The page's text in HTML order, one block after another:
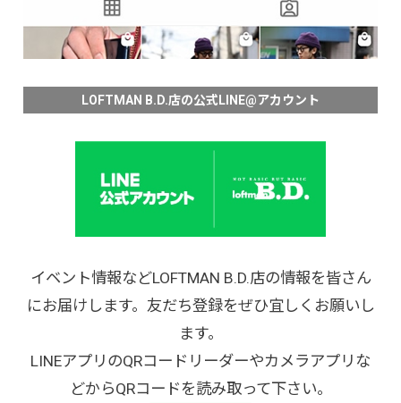
LOFTMAN B.D.店の公式LINE@アカウント
イベント情報などLOFTMAN B.D.店の情報を皆さん
にお届けします。友だち登録をぜひ宜しくお願いし
ます。
LINEアプリのQRコードリーダーやカメラアプリな
どからQRコードを読み取って下さい。